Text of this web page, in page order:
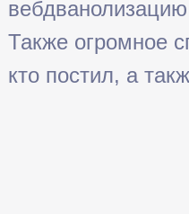
вебдванолизацию
Также огромное
кто постил, а